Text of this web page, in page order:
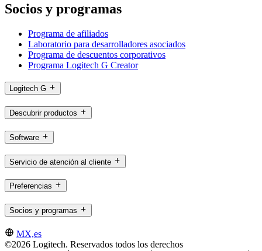
Socios y programas
Programa de afiliados
Laboratorio para desarrolladores asociados
Programa de descuentos corporativos
Programa Logitech G Creator
Logitech G
Descubrir productos
Software
Servicio de atención al cliente
Preferencias
Socios y programas
MX,es
©2026 Logitech. Reservados todos los derechos